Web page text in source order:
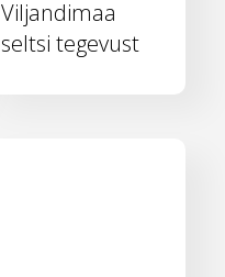
Viljandimaa
seltsi tegevust